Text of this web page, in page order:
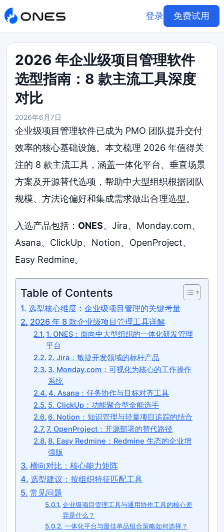
登录 免费试用
2026 年企业级项目管理软件
选型指南：8 款主流工具深度
对比
2026年6月7日
企业级项目管理软件已成为 PMO 团队提升交付
效率的核心基础设施。本文梳理 2026 年值得关
注的 8 款主流工具，涵盖一体化平台、垂直场景
方案及开源替代选项，帮助中大型组织根据团队
规模、方法论偏好和集成需求做出合理选型。
入选产品包括： ONES、Jira、Monday.com、
Asana、ClickUp、Notion、OpenProject、
Easy Redmine。
Table of Contents
选型核心维度：企业级项目管理的关键考量
2026 年 8 款企业级项目管理工具详解
1. ONES：面向中大型组织的一体化研发管理
平台
2. Jira：敏捷开发领域的标杆产品
3. Monday.com：可视化为核心的工作操作
系统
4. Asana：任务协作与目标对齐工具
5. ClickUp：功能聚合型全能选手
6. Notion：知识管理与轻量项目追踪的结合
7. OpenProject：开源部署的替代路径
8. Easy Redmine：Redmine 生态的企业增
强版
横向对比：核心能力矩阵
选型建议：按组织特征匹配工具
常见问题
企业级项目管理工具与通用协作工具的核心差
异是什么？
一体化平台与最佳单品组合策略如何选择？